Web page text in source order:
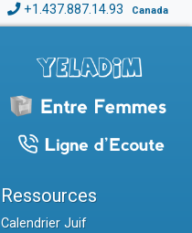
+1.437.887.14.93 Canada
Ressources
Calendrier Juif